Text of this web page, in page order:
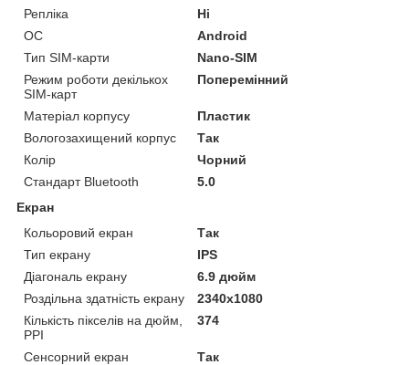
Репліка
Ні
ОС
Android
Тип SIM-карти
Nano-SIM
Режим роботи декількох
SIM-карт
Поперемінний
Матеріал корпусу
Пластик
Вологозахищений корпус
Так
Колір
Чорний
Стандарт Bluetooth
5.0
Екран
Кольоровий екран
Так
Тип екрану
IPS
Діагональ екрану
6.9 дюйм
Роздільна здатність екрану
2340x1080
Кількість пікселів на дюйм,
PPI
374
Сенсорний екран
Так